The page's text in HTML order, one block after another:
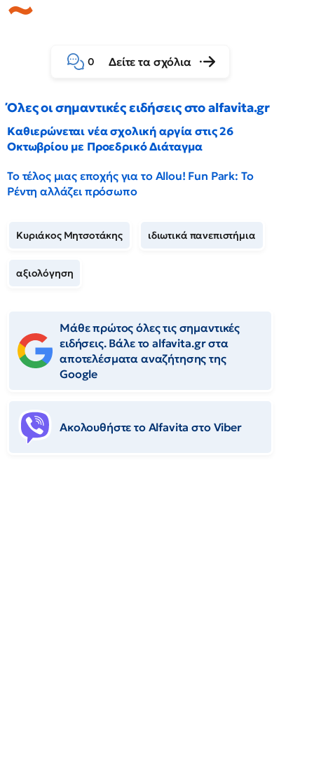
0 Δείτε τα σχόλια
Όλες οι σημαντικές ειδήσεις στο alfavita.gr
Καθιερώνεται νέα σχολική αργία στις 26
Οκτωβρίου με Προεδρικό Διάταγμα
Το τέλος μιας εποχής για το Allou! Fun Park: Το
Ρέντη αλλάζει πρόσωπο
Κυριάκος Μητσοτάκης ιδιωτικά πανεπιστήμια
αξιολόγηση
Μάθε πρώτος όλες τις σημαντικές
ειδήσεις. Βάλε το alfavita.gr στα
αποτελέσματα αναζήτησης της
Google
Ακολουθήστε το Αlfavita στο Viber